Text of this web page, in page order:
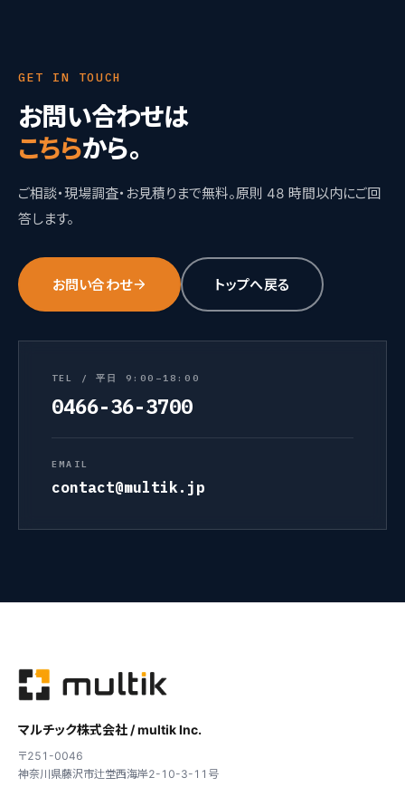
GET IN TOUCH
お問い合わせは
こちらから。
ご相談・現場調査・お見積りまで無料。原則 48 時間以内にご回
答します。
お問い合わせ トップへ戻る
TEL / 平日 9:00–18:00
0466-36-3700
EMAIL
contact@multik.jp
マルチック株式会社 / multik Inc.
〒251-0046
神奈川県藤沢市辻堂西海岸2-10-3-11号